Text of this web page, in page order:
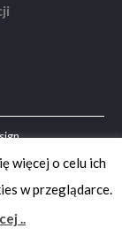
więcej o celu ich
w przeglądarce.
..